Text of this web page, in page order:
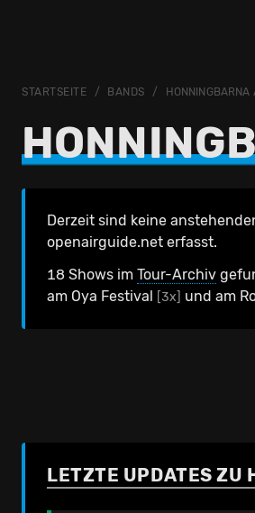
STARTSEITE BANDS
Derzeit sind keine
openairguide.net erfasst.
18 Shows im Tour-Archiv
am Oya Festival [3x] und am
LETZTE UPDATES ZU